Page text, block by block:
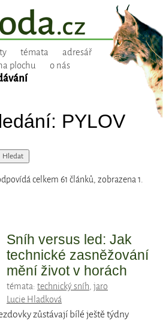
témata
adresář
plochu o nás
PYLOV
celkem 61 článků, zobrazena 1.
Sníh versus led: Jak
technické zasněžování
mění život v horách
témata: technický sníh, jaro
Lucie Hladková
zůstávají bílé ještě týdny